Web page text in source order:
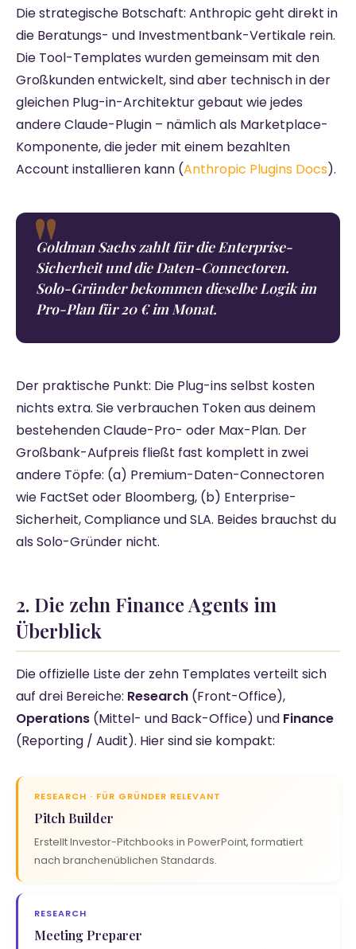
Die strategische Botschaft: Anthropic geht direkt in
die Beratungs- und Investmentbank-Vertikale rein.
Die Tool-Templates wurden gemeinsam mit den
Großkunden entwickelt, sind aber technisch in der
gleichen Plug-in-Architektur gebaut wie jedes
andere Claude-Plugin – nämlich als Marketplace-
Komponente, die jeder mit einem bezahlten
Account installieren kann (Anthropic Plugins Docs).
Goldman Sachs zahlt für die Enterprise-
Sicherheit und die Daten-Connectoren.
Solo-Gründer bekommen dieselbe Logik im
Pro-Plan für 20 € im Monat.
Der praktische Punkt: Die Plug-ins selbst kosten
nichts extra. Sie verbrauchen Token aus deinem
bestehenden Claude-Pro- oder Max-Plan. Der
Großbank-Aufpreis fließt fast komplett in zwei
andere Töpfe: (a) Premium-Daten-Connectoren
wie FactSet oder Bloomberg, (b) Enterprise-
Sicherheit, Compliance und SLA. Beides brauchst du
als Solo-Gründer nicht.
2. Die zehn Finance Agents im
Überblick
Die offizielle Liste der zehn Templates verteilt sich
auf drei Bereiche: Research (Front-Office),
Operations (Mittel- und Back-Office) und Finance
(Reporting / Audit). Hier sind sie kompakt:
RESEARCH · FÜR GRÜNDER RELEVANT
Pitch Builder
Erstellt Investor-Pitchbooks in PowerPoint, formatiert
nach branchenüblichen Standards.
RESEARCH
Meeting Preparer